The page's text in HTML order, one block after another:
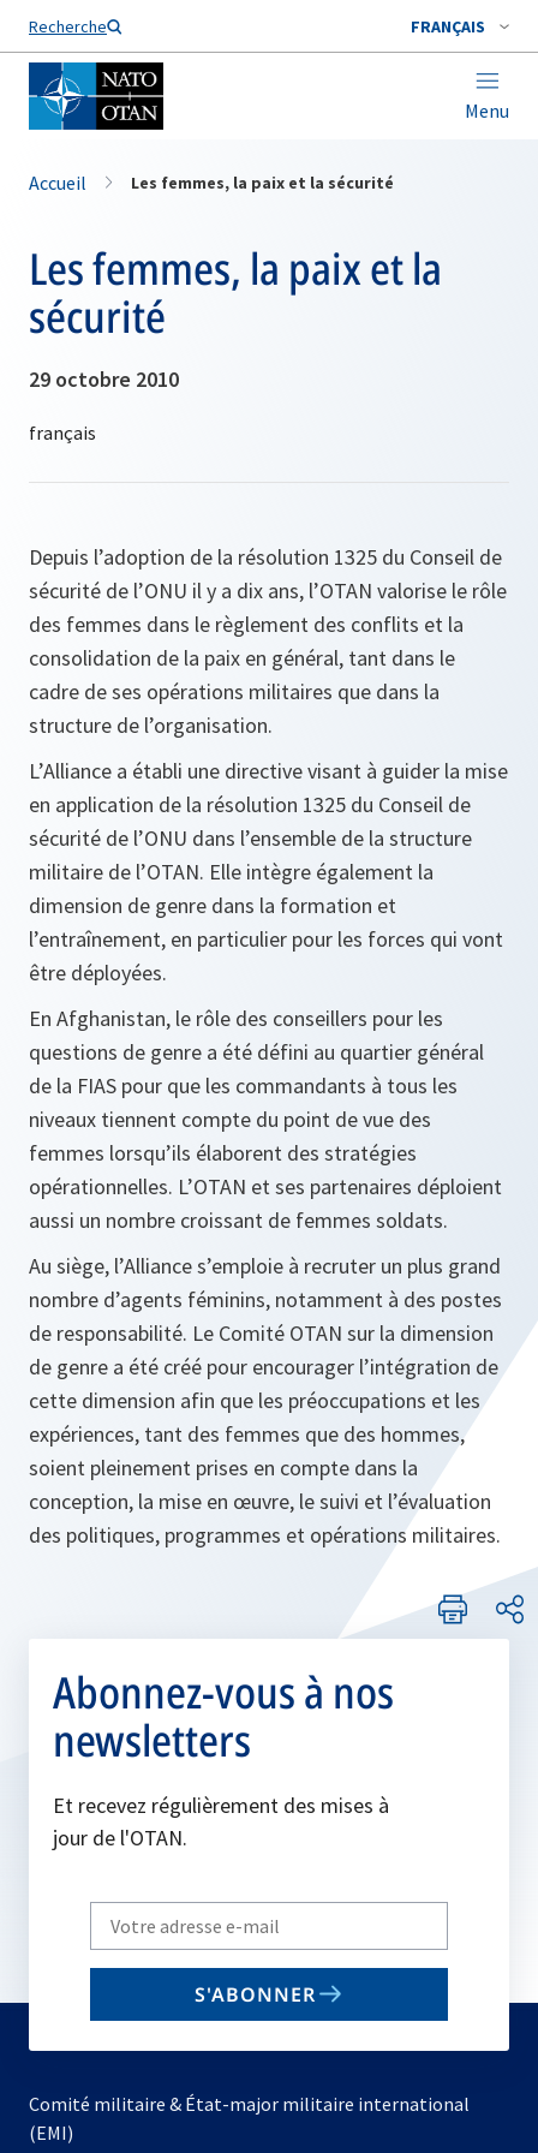
Recherche FRANÇAIS
Menu
Nom de famille*
Accueil Les femmes, la paix et la sécurité
Les femmes, la paix et la
sécurité
29 octobre 2010
Depuis l’adoption de la résolution 1325 du Conseil de
sécurité de l’ONU il y a dix ans, l’OTAN valorise le rôle
des femmes dans le règlement des conflits et la
consolidation de la paix en général, tant dans le
cadre de ses opérations militaires que dans la
structure de l’organisation.
L’Alliance a établi une directive visant à guider la mise
en application de la résolution 1325 du Conseil de
sécurité de l’ONU dans l’ensemble de la structure
militaire de l’OTAN. Elle intègre également la
dimension de genre dans la formation et
l’entraînement, en particulier pour les forces qui vont
être déployées.
En Afghanistan, le rôle des conseillers pour les
questions de genre a été défini au quartier général
de la FIAS pour que les commandants à tous les
niveaux tiennent compte du point de vue des
femmes lorsqu’ils élaborent des stratégies
opérationnelles. L’OTAN et ses partenaires déploient
aussi un nombre croissant de femmes soldats.
Au siège, l’Alliance s’emploie à recruter un plus grand
nombre d’agents féminins, notamment à des postes
de responsabilité. Le Comité OTAN sur la dimension
de genre a été créé pour encourager l’intégration de
cette dimension afin que les préoccupations et les
expériences, tant des femmes que des hommes,
soient pleinement prises en compte dans la
conception, la mise en œuvre, le suivi et l’évaluation
des politiques, programmes et opérations militaires.
Abonnez-vous à nos
newsletters
Et recevez régulièrement des mises à
jour de l'OTAN.
Write
your
email
S'ABONNER
Comité militaire & État-major militaire international
(EMI)